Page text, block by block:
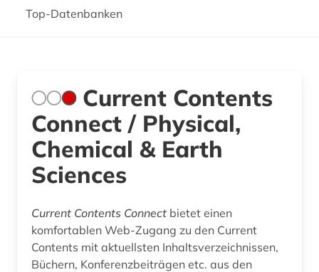
Top-Datenbanken
Current Contents
Connect / Physical,
Chemical & Earth
Sciences
Current Contents Connect bietet einen
komfortablen Web-Zugang zu den Current
Contents mit aktuellsten Inhaltsverzeichnissen,
Büchern, Konferenzbeiträgen etc. aus den